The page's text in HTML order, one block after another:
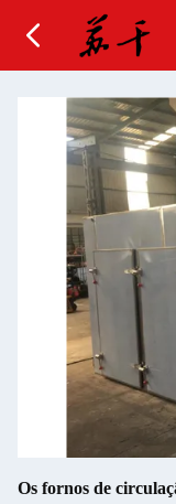
Os fornos de